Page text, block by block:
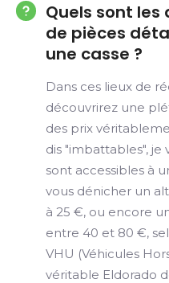
Quels sont
de pièces
une casse ?
Dans ces lieux de
découvrirez une
des prix
dis "imbattables",
sont accessibles à
vous dénicher un
à 25 €, ou encore
entre 40 et 80 €,
VHU (Véhicules
véritable Eldorado